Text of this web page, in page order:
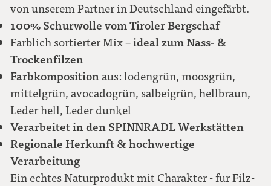
von unserem Partner in Deutschland eingefärbt.
100% Schurwolle vom Tiroler Bergschaf
Farblich sortierter Mix –ideal zum Nass- &
Trockenfilzen
Farbkomposition aus: lodengrün, moosgrün,
mittelgrün, avocadogrün, salbeigrün, hellbraun,
Leder hell, Leder dunkel
Verarbeitet in den SPINNRADL Werkstätten
Regionale Herkunft & hochwertige
Verarbeitung
Ein echtes Naturprodukt mit Charakter - für Filz-